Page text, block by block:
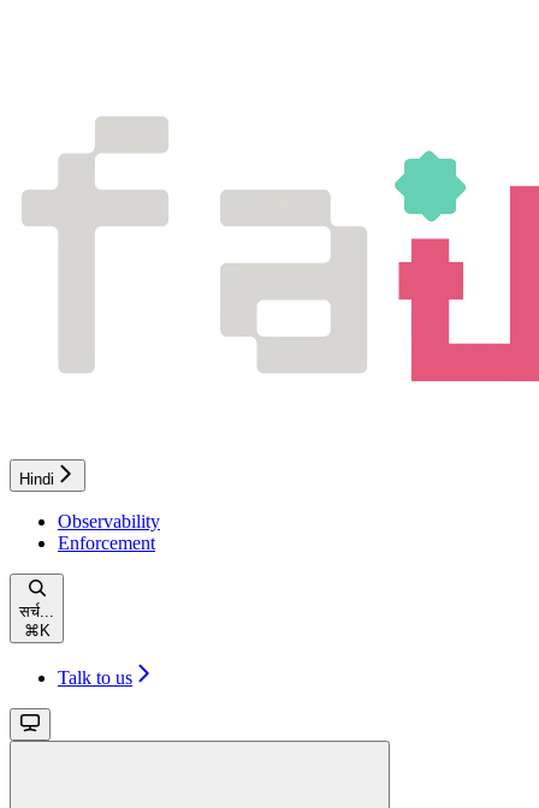
Hindi
Observability
Enforcement
सर्च...
⌘ K
Talk to us